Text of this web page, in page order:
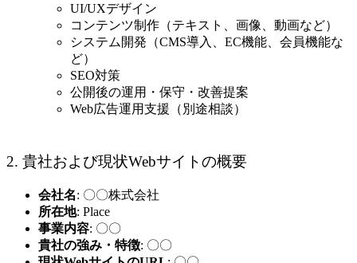
UI/UXデザイン
コンテンツ制作（テキスト、画像、動画など）
システム開発（CMS導入、EC機能、会員機能な
ど）
SEO対策
公開後の運用・保守・改善提案
Web広告運用支援（別途相談）
2. 貴社および現状Webサイトの概要
会社名: 〇〇株式会社
所在地: Place
事業内容: 〇〇
貴社の強み・特徴: 〇〇